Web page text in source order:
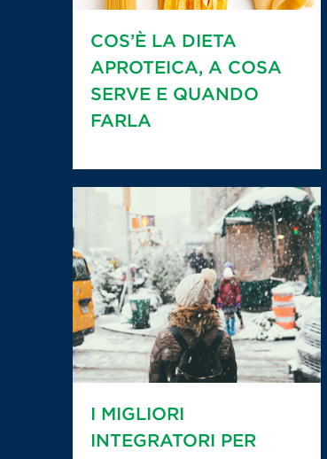
COS’È LA DIETA
APROTEICA, A COSA
SERVE E QUANDO
FARLA
I MIGLIORI
INTEGRATORI PER